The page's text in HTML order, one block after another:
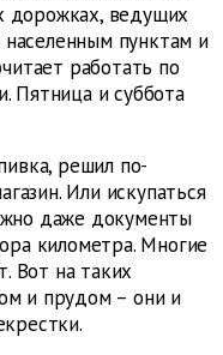
дорожках, ведущих
пунктам и
работать по
Пятница и суббота
решил по-
Или искупаться
даже документы
километра. Многие
Вот на таких
и прудом – они и